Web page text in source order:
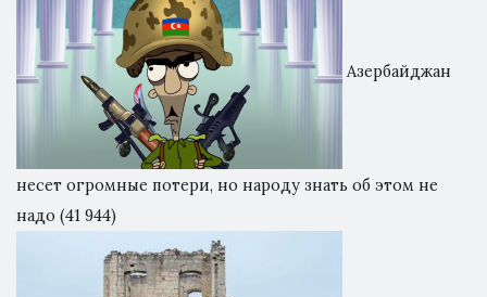
Азербайджан
несет огромные потери, но народу знать об этом не
надо (41 944)